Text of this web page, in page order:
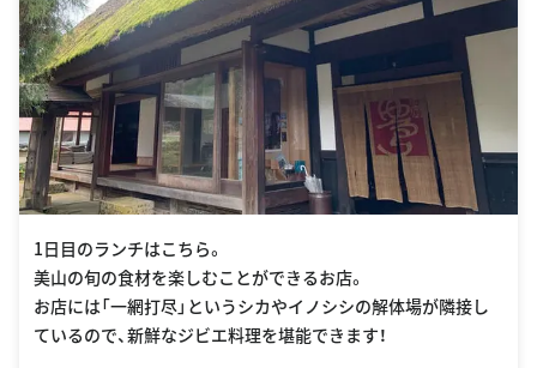
1日目のランチはこちら。
美山の旬の食材を楽しむことができるお店。
お店には「一網打尽」というシカやイノシシの解体場が隣接し
ているので、新鮮なジビエ料理を堪能できます！